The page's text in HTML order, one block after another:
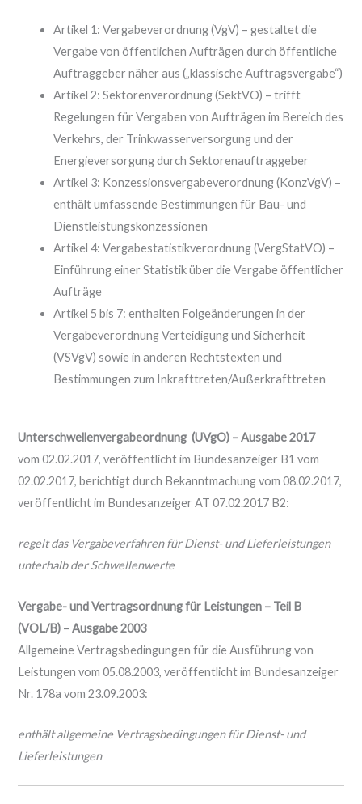
Artikel 1: Vergabeverordnung (VgV) – gestaltet die
Vergabe von öffentlichen Aufträgen durch öffentliche
Auftraggeber näher aus („klassische Auftragsvergabe“)
Artikel 2: Sektorenverordnung (SektVO) – trifft
Regelungen für Vergaben von Aufträgen im Bereich des
Verkehrs, der Trinkwasserversorgung und der
Energieversorgung durch Sektorenauftraggeber
Artikel 3: Konzessionsvergabeverordnung (KonzVgV) –
enthält umfassende Bestimmungen für Bau- und
Dienstleistungskonzessionen
Artikel 4: Vergabestatistikverordnung (VergStatVO) –
Einführung einer Statistik über die Vergabe öffentlicher
Aufträge
Artikel 5 bis 7: enthalten Folgeänderungen in der
Vergabeverordnung Verteidigung und Sicherheit
(VSVgV) sowie in anderen Rechtstexten und
Bestimmungen zum Inkrafttreten/Außerkrafttreten
Unterschwellenvergabeordnung (UVgO) – Ausgabe 2017
vom 02.02.2017, veröffentlicht im Bundesanzeiger B1 vom
02.02.2017, berichtigt durch Bekanntmachung vom 08.02.2017,
veröffentlicht im Bundesanzeiger AT 07.02.2017 B2:
regelt das Vergabeverfahren für Dienst- und Lieferleistungen
unterhalb der Schwellenwerte
Vergabe- und Vertragsordnung für Leistungen – Teil B
(VOL/B) – Ausgabe 2003
Allgemeine Vertragsbedingungen für die Ausführung von
Leistungen vom 05.08.2003, veröffentlicht im Bundesanzeiger
Nr. 178a vom 23.09.2003:
enthält allgemeine Vertragsbedingungen für Dienst- und
Lieferleistungen